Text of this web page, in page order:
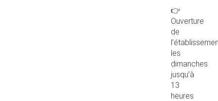
👉
Ouverture
de
les
dimanches
jusqu’à
13
heures